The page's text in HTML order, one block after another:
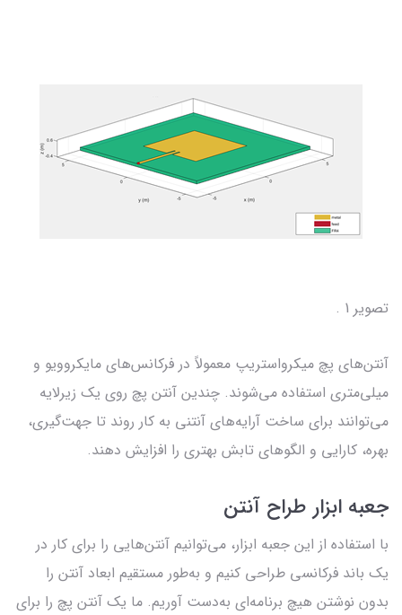
تصویر 1 .
آنتن‌های پچ میکرواستریپ معمولاً در فرکانس‌های مایکروویو و
میلی‌متری استفاده می‌شوند. چندین آنتن پچ روی یک زیرلایه
می‌توانند برای ساخت آرایه‌های آنتنی به کار روند تا جهت‌گیری،
بهره، کارایی و الگوهای تابش بهتری را افزایش دهند.
جعبه ابزار طراح آنتن
با استفاده از این جعبه ابزار، می‌توانیم آنتن‌هایی را برای کار در
یک باند فرکانسی طراحی کنیم و به‌طور مستقیم ابعاد آنتن را
بدون نوشتن هیچ برنامه‌ای به‌دست آوریم. ما یک آنتن پچ را برای